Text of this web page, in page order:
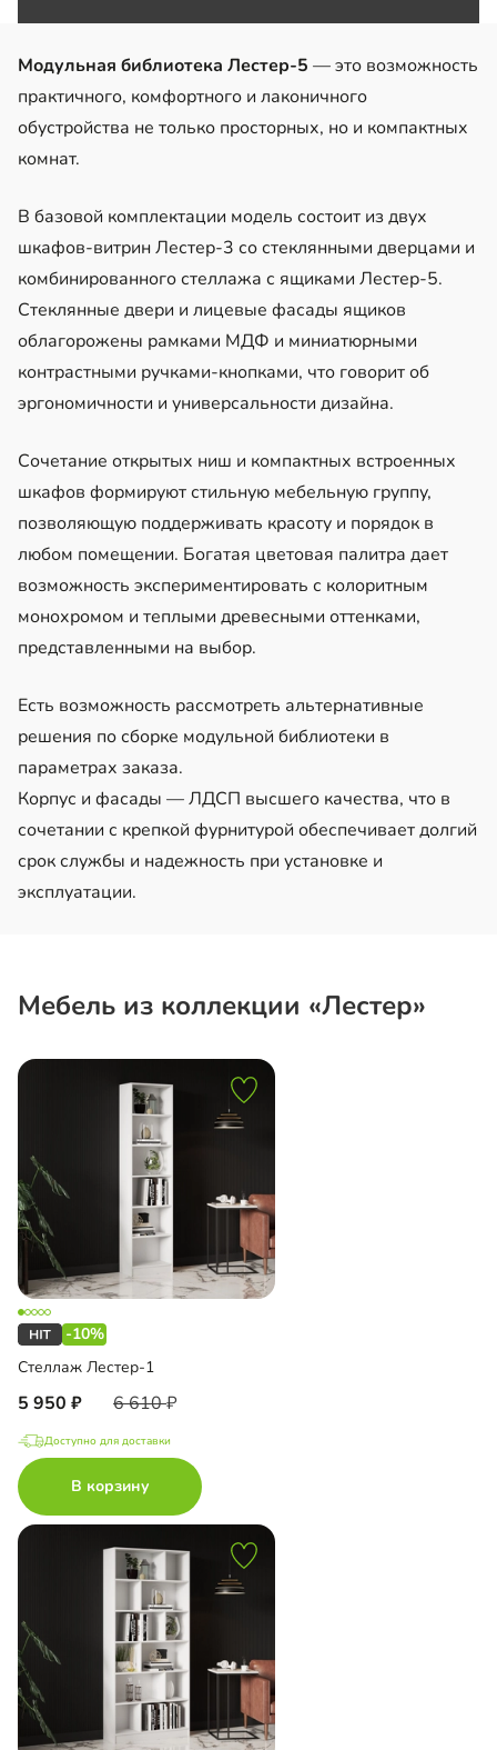
Модульная библиотека Лестер-5 — это возможность
практичного, комфортного и лаконичного
обустройства не только просторных, но и компактных
комнат.
В базовой комплектации модель состоит из двух
шкафов-витрин Лестер-3 со стеклянными дверцами и
комбинированного стеллажа с ящиками Лестер-5.
Стеклянные двери и лицевые фасады ящиков
облагорожены рамками МДФ и миниатюрными
контрастными ручками-кнопками, что говорит об
эргономичности и универсальности дизайна.
Сочетание открытых ниш и компактных встроенных
шкафов формируют стильную мебельную группу,
позволяющую поддерживать красоту и порядок в
любом помещении. Богатая цветовая палитра дает
возможность экспериментировать с колоритным
монохромом и теплыми древесными оттенками,
представленными на выбор.
Есть возможность рассмотреть альтернативные
решения по сборке модульной библиотеки в
параметрах заказа.
Корпус и фасады — ЛДСП высшего качества, что в
сочетании с крепкой фурнитурой обеспечивает долгий
срок службы и надежность при установке и
эксплуатации.
Мебель из коллекции «Лестер»
-10%
Стеллаж Лестер-1
5 950 6 610
Доступно для доставки
В корзину